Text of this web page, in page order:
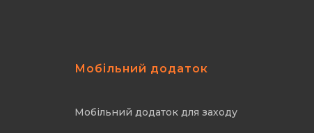
Мобільний додаток
Мобільний додаток для заходу